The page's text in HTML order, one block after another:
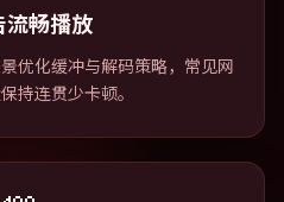
流畅播放
优化缓冲与解码策略，常见网
持连贯少卡顿。